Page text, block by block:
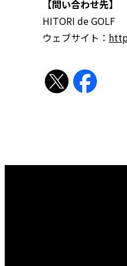
【問い合わせ先】
HITORI de GOLF
ウェブサイト：